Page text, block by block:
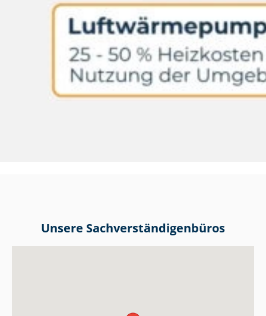
Unsere Sach­ver­stän­di­gen­bü­ros